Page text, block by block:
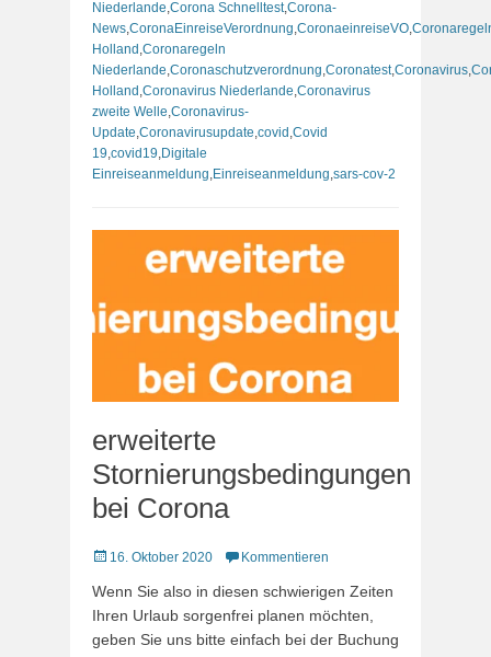
Niederlande Corona Schnelltest,Corona-
News CoronaEinreiseVerordnung CoronaeinreiseVO
Holland Coronaregeln
Niederlande Coronaschutzverordnung Coronatest,Coronavirus
Holland Coronavirus Niederlande Coronavirus
zweite Welle Coronavirus-
Update Coronavirusupdate covid Covid
19 covid19 Digitale
Einreiseanmeldung Einreiseanmeldung sars-cov-2
erweiterte
Stornierungsbedingungen
bei Corona
Veröffentlicht
16. Oktober 2020 Kommentieren
Wenn Sie also in diesen schwierigen Zeiten
Ihren Urlaub sorgenfrei planen möchten,
geben Sie uns bitte einfach bei der Buchung